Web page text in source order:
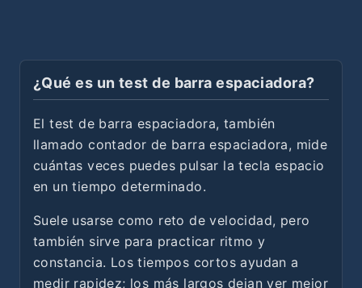
¿Qué es un test de barra espaciadora?
El test de barra espaciadora, también
llamado contador de barra espaciadora, mide
cuántas veces puedes pulsar la tecla espacio
en un tiempo determinado.
Suele usarse como reto de velocidad, pero
también sirve para practicar ritmo y
constancia. Los tiempos cortos ayudan a
medir rapidez; los más largos dejan ver mejor